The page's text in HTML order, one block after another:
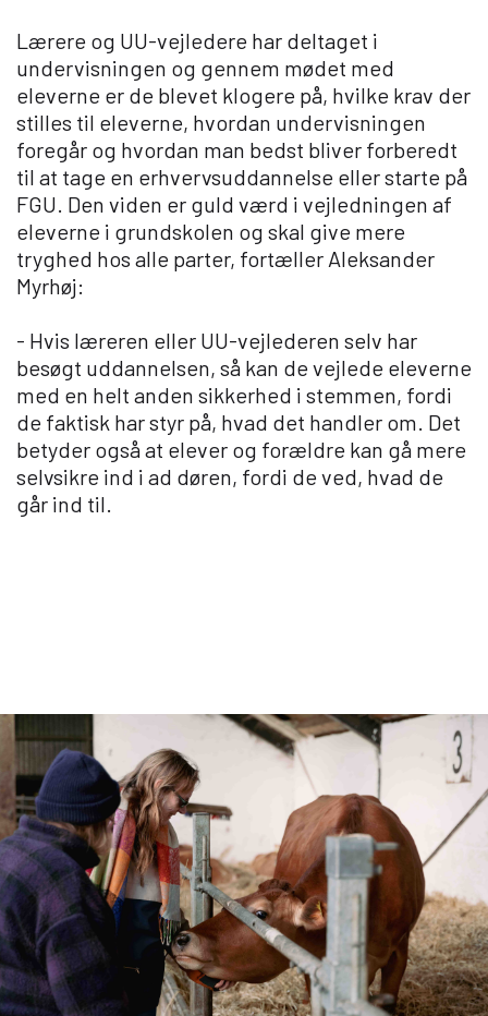
Lærere og UU-vejledere har deltaget i
undervisningen og gennem mødet med
eleverne er de blevet klogere på, hvilke krav der
stilles til eleverne, hvordan undervisningen
foregår og hvordan man bedst bliver forberedt
til at tage en erhvervsuddannelse eller starte på
FGU. Den viden er guld værd i vejledningen af
eleverne i grundskolen og skal give mere
tryghed hos alle parter, fortæller Aleksander
Myrhøj:
- Hvis læreren eller UU-vejlederen selv har
besøgt uddannelsen, så kan de vejlede eleverne
med en helt anden sikkerhed i stemmen, fordi
de faktisk har styr på, hvad det handler om. Det
betyder også at elever og forældre kan gå mere
selvsikre ind i ad døren, fordi de ved, hvad de
går ind til.